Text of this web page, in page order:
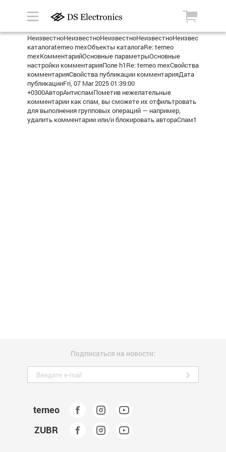
каталогаterneo mexОбъекты каталогаRe: terneo
mexКомментарийОсновные параметрыОсновные
настройки комментарияПоле h1Re: terneo mexСвойства
комментарияСвойства публикации комментарияДата
публикацииFri, 07 Mar 2025 01:39:00
+0300АвторАнтиспамПометив нежелательные
комментарии как спам, вы сможете их отфильтровать
для выполнения групповых операций — например,
удалить комментарии или/и блокировать автораСпам1
Подписаться на новости:
terneo
ZUBR